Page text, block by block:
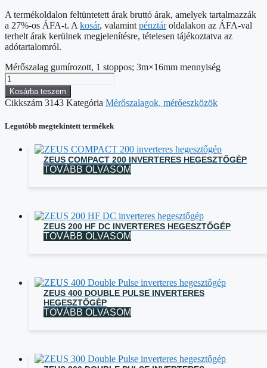
A termékoldalon feltüntetett árak bruttó árak, amelyek tartalmazzák
a 27%-os ÁFA-t. A kosár, valamint pénztároldalakon az ÁFA-val
terhelt árak kerülnek megjelenítésre, tételesen tájékoztatva az
adótartalomról.
Mérőszalag gumírozott, 1 stoppos; 3m×16mm mennyiség
Kosárba teszem
Cikkszám 3143 Kategória Mérőszalagok, mérőeszközök
Legutóbb megtekintett termékek
ZEUS COMPACT 200 INVERTERES HEGESZTŐGÉP
TOVÁBB OLVASOM
ZEUS 200 HF DC INVERTERES HEGESZTŐGÉP
TOVÁBB OLVASOM
ZEUS 400 DOUBLE PULSE INVERTERES
HEGESZTŐGÉP
TOVÁBB OLVASOM